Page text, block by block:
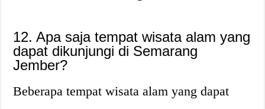
12. Apa saja tempat wisata alam yang
dapat dikunjungi di Semarang
Jember?
Beberapa tempat wisata alam yang dapat